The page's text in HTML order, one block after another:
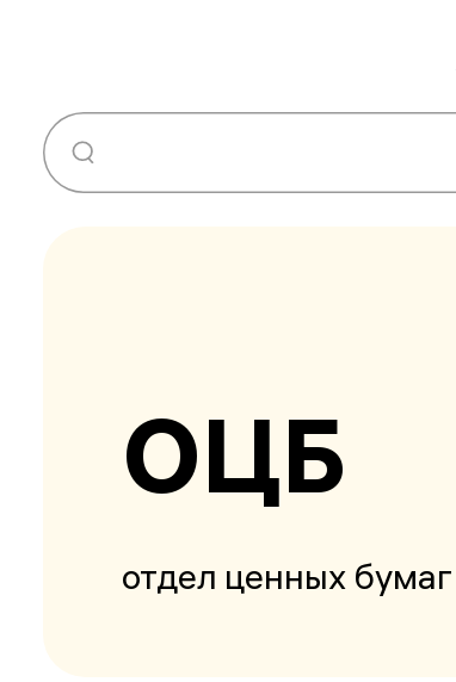
ОЦБ
отдел ценных бумаг